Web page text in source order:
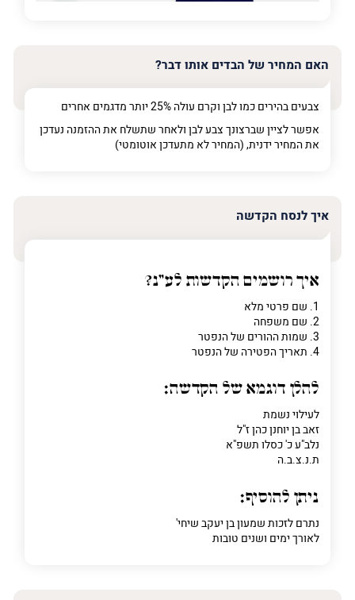
האם המחיר של הבדים אותו דבר?
צבעים בהירים כמו לבן וקרם עולה 25% יותר מדגמים אחרים
אפשר לציין שברצונך צבע לבן ולאחר שתשלח את ההזמנה נעדכן
את המחיר ידנית, (המחיר לא מתעדכן אוטומטי)
איך לנסח הקדשה
איך רושמים הקדשות לע"נ?
1. שם פרטי מלא
2. שם משפחה
3. שמות ההורים של הנפטר
4. תאריך הפטירה של הנפטר
להלן דוגמא של הקדשה:
לעילוי נשמת
זאב בן יוחנן כהן ז"ל
נלב"ע כ' כסלו תשפ"א
ת.נ.צ.ב.ה
ניתן להוסיף:
נתרם לזכות שמעון בן יעקב שיחי'
לאורך ימים ושנים טובות